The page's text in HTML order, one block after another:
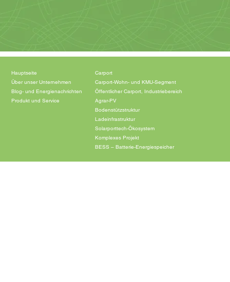
Hauptseite
Über unser Unternehmen
Blog- und Energienachrichten
Produkt und Service
Carport
Carport-Wohn- und KMU-Segment
Öffentlicher Carport, Industriebereich
Agrar-PV
Bodenstützstruktur
Ladeinfrastruktur
Solarporttech-Ökosystem
Komplexes Projekt
BESS – Batterie-Energiespeicher